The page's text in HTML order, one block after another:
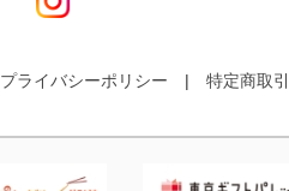
プライバシーポリシー 特定商取